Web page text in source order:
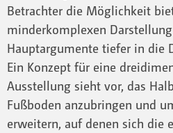
Betrachter die Möglichkeit
minderkomplexen
Hauptargumente tiefer in die
Ein Konzept für eine
Ausstellung sieht vor, das
Fußboden anzubringen und
erweitern, auf denen sich die